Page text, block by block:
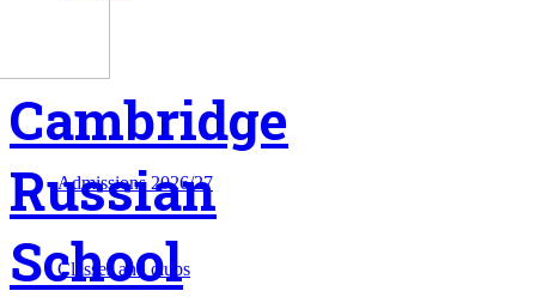
Admissions 2026/27
Classes and clubs
Cambridge
Russian
School